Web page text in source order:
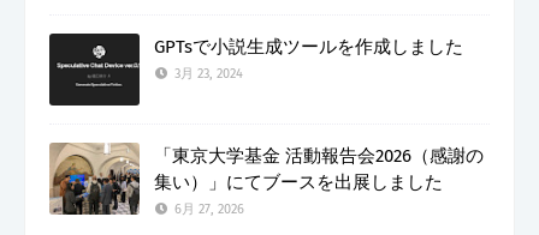
GPTsで小説生成ツールを作成しました
3月 23, 2024
「東京大学基金 活動報告会2026（感謝の
集い）」にてブースを出展しました
6月 27, 2026